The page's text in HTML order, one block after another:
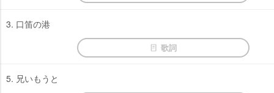
3. 口笛の港
歌詞
5. 兄いもうと